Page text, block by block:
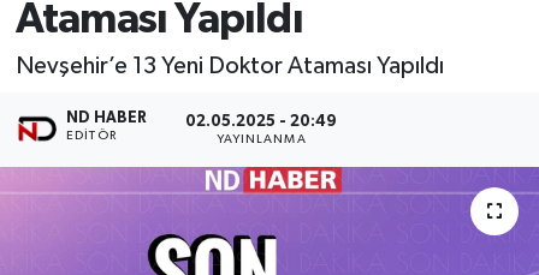
Ataması Yapıldı
Nevşehir’e 13 Yeni Doktor Ataması Yapıldı
ND HABER
EDITÖR
02.05.2025 - 20:49
YAYINLANMA